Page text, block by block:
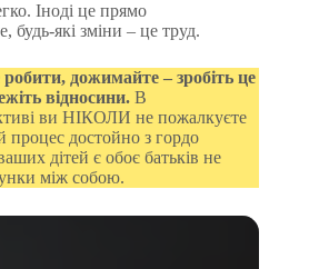
Іноді це прямо
які зміни – це труд.
дожимайте – зробіть це
відносини. В
ви НІКОЛИ не пожалкуєте
достойно з гордо
дітей є обоє батьків не
між собою.